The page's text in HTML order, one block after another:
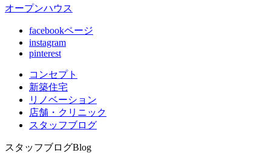
オープンハウス
facebookページ
instagram
pinterest
コンセプト
新築住宅
リノベーション
店舗 ・クリニック
スタッフブログ
スタッフブログBlog